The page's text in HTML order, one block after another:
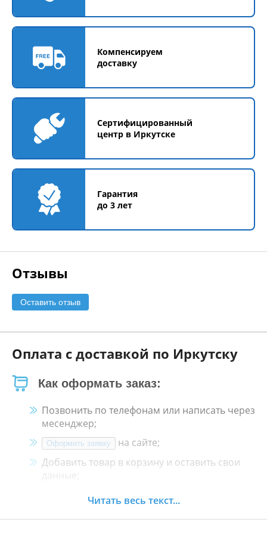
Компенсируем
доставку
Сертифицированный
центр в Иркутске
Гарантия
до 3 лет
Отзывы
Оставить отзыв
Оплата с доставкой по Иркутску
Как оформать заказ:
Позвонить по телефонам или написать через
месенджер;
Оформить заявку
на сайте;
Добавить товар в корзину и оставить свои
данные;
Менеджер свяжется с Вами в течение 30
Читать весь текст...